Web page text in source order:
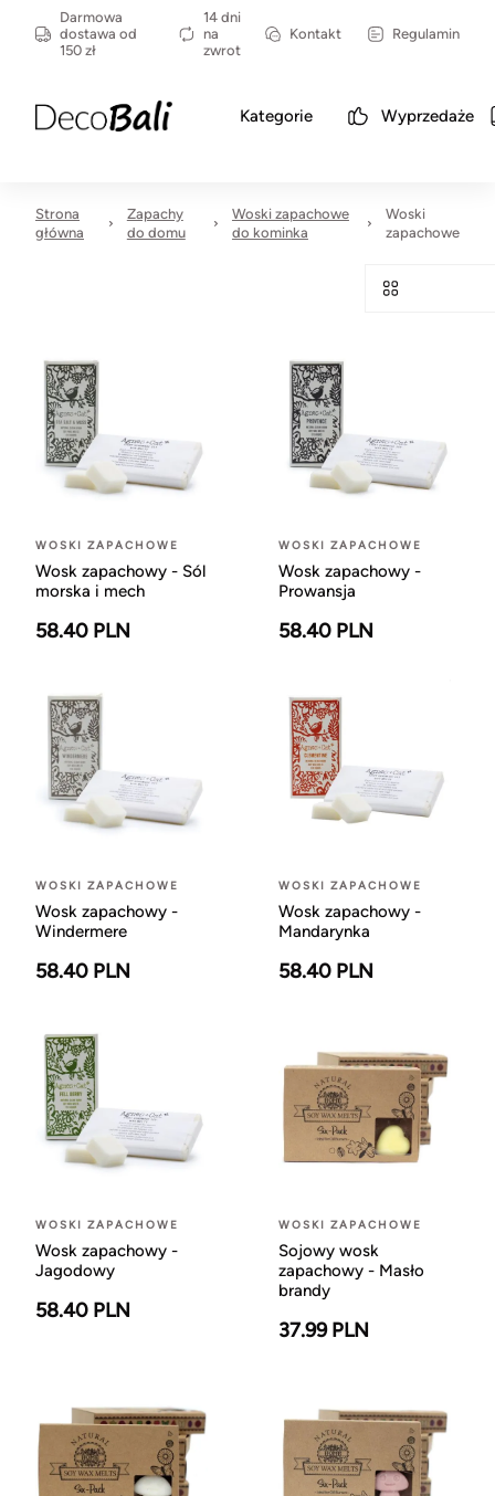
Darmowa
dostawa od
150 zł
14 dni
na
zwrot
Kontakt Regulamin
Kategorie Wyprzedaże
Strona
główna
Zapachy
do domu
Woski zapachowe
do kominka
Woski
zapachowe
WOSKI ZAPACHOWE
Wosk zapachowy - Sól
morska i mech
58.40 PLN
WOSKI ZAPACHOWE
Wosk zapachowy -
Prowansja
58.40 PLN
WOSKI ZAPACHOWE
Wosk zapachowy -
Windermere
58.40 PLN
WOSKI ZAPACHOWE
Wosk zapachowy -
Mandarynka
58.40 PLN
WOSKI ZAPACHOWE
Wosk zapachowy -
Jagodowy
58.40 PLN
WOSKI ZAPACHOWE
Sojowy wosk
zapachowy - Masło
brandy
37.99 PLN